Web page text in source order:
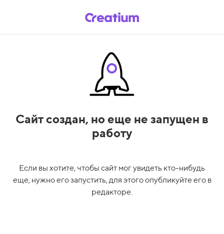
Сайт создан, но еще не запущен в
работу
Если вы хотите, чтобы сайт мог увидеть кто-нибудь
еще, нужно его запустить, для этого опубликуйте его в
редакторе.